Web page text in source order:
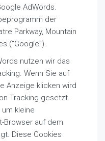
AdWords.
der
Parkway, Mountain
(“Google”).
nutzen wir das
Wenn Sie auf
Anzeige klicken wird
Tracking gesetzt.
kleine
Browser auf dem
Diese Cookies